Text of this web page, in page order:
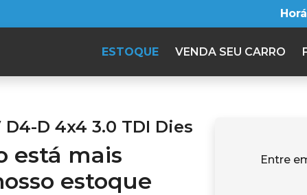
ESTOQUE VENDA SEU CARRO
D 4x4 3.0 TDI Dies
está mais
estoque
Entre